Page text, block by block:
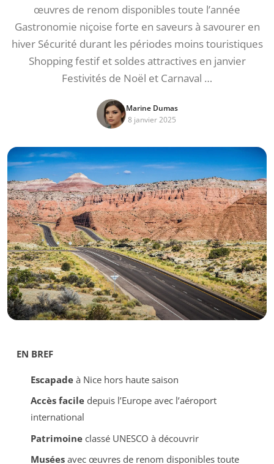
œuvres de renom disponibles toute l’année
Gastronomie niçoise forte en saveurs à savourer en
hiver Sécurité durant les périodes moins touristiques
Shopping festif et soldes attractives en janvier
Festivités de Noël et Carnaval …
Marine Dumas
8 janvier 2025
EN BREF
Escapadeà Nice hors haute saison
Accès faciledepuis l’Europe avec l’aéroport
international
Patrimoineclassé UNESCO à découvrir
Muséesavec œuvres de renom disponibles toute